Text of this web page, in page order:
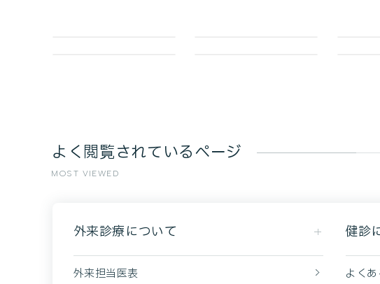
よく閲覧されているページ
MOST VIEWED
外来診療について
外来担当医表
健診
よく